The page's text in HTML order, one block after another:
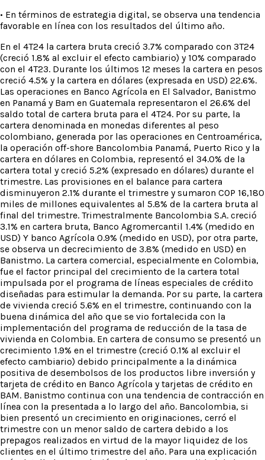
• En términos de estrategia digital, se observa una tendencia
favorable en línea con los resultados del último año.
En el 4T24 la cartera bruta creció 3.7% comparado con 3T24
(creció 1.8% al excluir el efecto cambiario) y 10% comparado
con el 4T23. Durante los últimos 12 meses la cartera en pesos
creció 4.5% y la cartera en dólares (expresada en USD) 22.6%.
Las operaciones en Banco Agrícola en El Salvador, Banistmo
en Panamá y Bam en Guatemala representaron el 26.6% del
saldo total de cartera bruta para el 4T24. Por su parte, la
cartera denominada en monedas diferentes al peso
colombiano, generada por las operaciones en Centroamérica,
la operación off-shore Bancolombia Panamá, Puerto Rico y la
cartera en dólares en Colombia, representó el 34.0% de la
cartera total y creció 5.2% (expresado en dólares) durante el
trimestre. Las provisiones en el balance para cartera
disminuyeron 2.1% durante el trimestre y sumaron COP 16,180
miles de millones equivalentes al 5.8% de la cartera bruta al
final del trimestre. Trimestralmente Bancolombia S.A. creció
3.1% en cartera bruta, Banco Agromercantil 1.4% (medido en
USD) Y banco Agrícola 0.9% (medido en USD), por otra parte,
se observa un decrecimiento de 3.8% (medido en USD) en
Banistmo. La cartera comercial, especialmente en Colombia,
fue el factor principal del crecimiento de la cartera total
impulsada por el programa de líneas especiales de crédito
diseñadas para estimular la demanda. Por su parte, la cartera
de vivienda creció 5.6% en el trimestre, continuando con la
buena dinámica del año que se vio fortalecida con la
implementación del programa de reducción de la tasa de
vivienda en Colombia. En cartera de consumo se presentó un
crecimiento 1.9% en el trimestre (creció 0.1% al excluir el
efecto cambiario) debido principalmente a la dinámica
positiva de desembolsos de los productos libre inversión y
tarjeta de crédito en Banco Agrícola y tarjetas de crédito en
BAM. Banistmo continua con una tendencia de contracción en
línea con la presentada a lo largo del año. Bancolombia, si
bien presentó un crecimiento en originaciones, cerró el
trimestre con un menor saldo de cartera debido a los
prepagos realizados en virtud de la mayor liquidez de los
clientes en el último trimestre del año. Para una explicación